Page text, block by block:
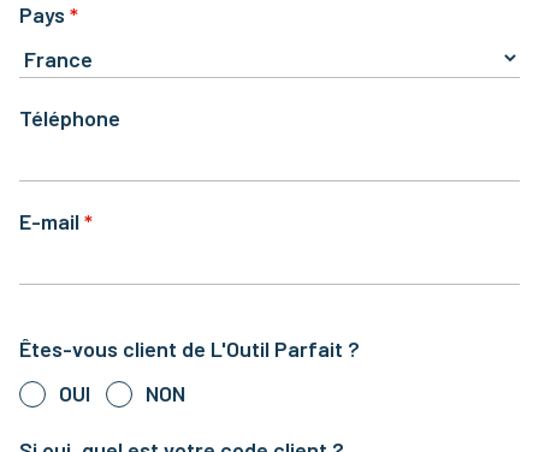
Pays
Téléphone
E-mail
Êtes-vous client de L'Outil Parfait ?
OUI
NON